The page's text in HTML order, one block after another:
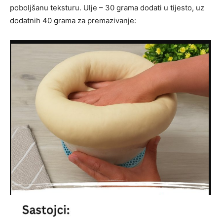
poboljšanu teksturu. Ulje – 30 grama dodati u tijesto, uz
dodatnih 40 grama za premazivanje: